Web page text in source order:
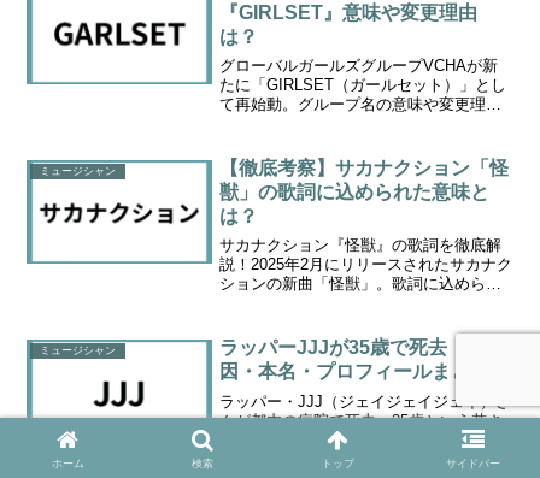
『GIRLSET』意味や変更理由
は？
グローバルガールズグループVCHAが新
たに「GIRLSET（ガールセット）」とし
て再始動。グループ名の意味や変更理
します。
ミュージシャン
【徹底考察】サカナクション「怪
獣」の歌詞に込められた意味と
は？
サカナクション『怪獣』の歌詞を徹底解
説！2025年2月にリリースされたサカナク
ションの新曲「怪獣」。歌詞に込められ
の楽しみ方まで詳しく紹介します。
ミュージシャン
ラッパーJJJが35歳で死去｜死
因・本名・プロフィールまとめ
ラッパー・JJJ（ジェイジェイジェイ）さ
んが都内の病院で死去。35歳という若さ
での突然の訃報に、ファンや関係者から
惜しむ声が広がっています。この記事で
ホーム 検索 トップ サイドバー